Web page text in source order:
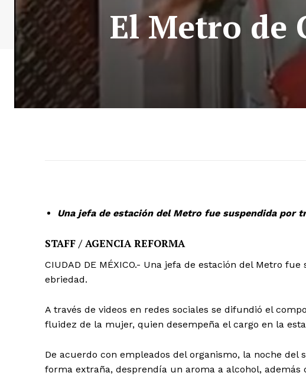
El Metro de
Una jefa de estación del Metro fue suspendida por
STAFF / AGENCIA REFORMA
CIUDAD DE MÉXICO.- Una jefa de estación del Metro
ebriedad.
A través de videos en redes sociales se difundió el
fluidez de la mujer, quien desempeña el cargo en la
De acuerdo con empleados del organismo, la noche
forma extraña, desprendía un aroma a alcohol,